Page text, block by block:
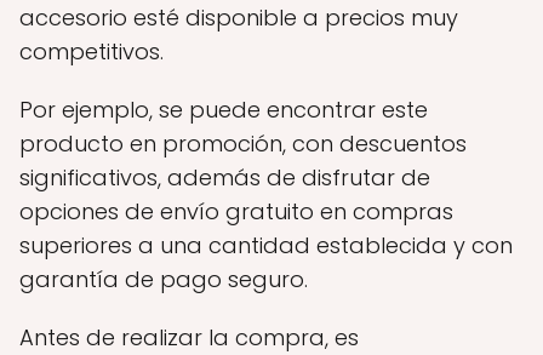
accesorio esté disponible a precios muy
competitivos.
Por ejemplo, se puede encontrar este
producto en promoción, con descuentos
significativos, además de disfrutar de
opciones de envío gratuito en compras
superiores a una cantidad establecida y con
garantía de pago seguro.
Antes de realizar la compra, es